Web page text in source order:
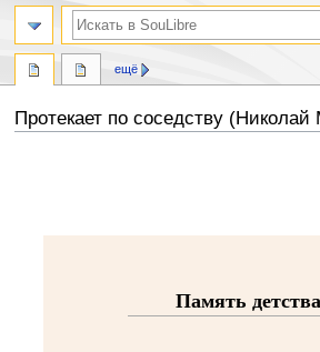
Протекает по соседству (Николай
Память детства
ещё